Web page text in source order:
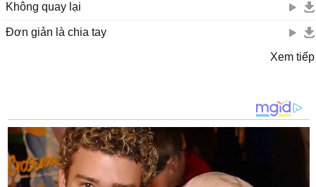
Không quay lại
Đơn giản là chia tay
Xem tiếp